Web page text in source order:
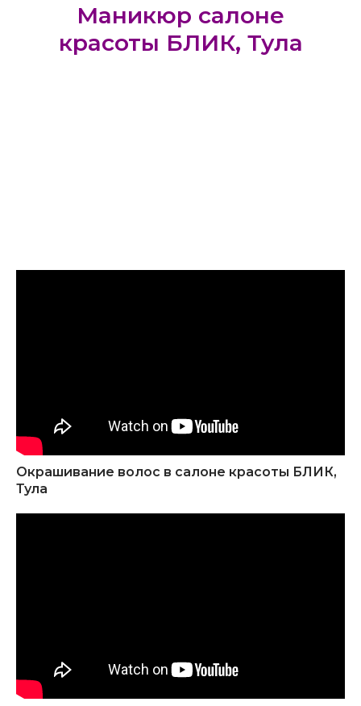
Маникюр салоне
красоты БЛИК, Тула
Окрашивание волос в салоне красоты БЛИК,
Тула